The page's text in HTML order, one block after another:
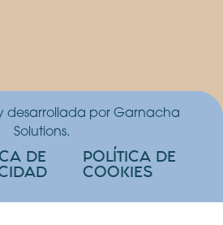
desarrollada por Garnacha
Solutions.
DE POLÍTICA DE
COOKIES